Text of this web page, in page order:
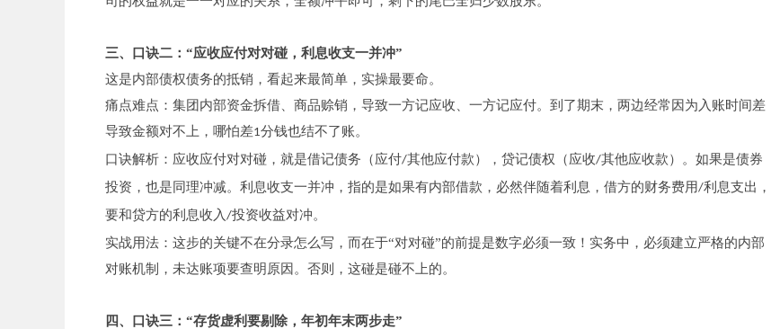
三、口诀二：“应收应付对对碰，利息收支一并冲”
这是内部债权债务的抵销，看起来最简单，实操最要命。
痛点难点：集团内部资金拆借、商品赊销，导致一方记应收、一方记应付。到了期末，两边经常因为入账时间差
导致金额对不上，哪怕差1分钱也结不了账。
口诀解析：应收应付对对碰，就是借记债务（应付/其他应付款），贷记债权（应收/其他应收款）。如果是债券
投资，也是同理冲减。利息收支一并冲，指的是如果有内部借款，必然伴随着利息，借方的财务费用/利息支出，
要和贷方的利息收入 /投资收益对冲。
实战用法：这步的关键不在分录怎么写，而在于“对对碰”的前提是数字必须一致！实务中，必须建立严格的内部
对账机制，未达账项要查明原因。否则，这碰是碰不上的。
四、口诀三：“存货虚利要剔除，年初年末两步走”